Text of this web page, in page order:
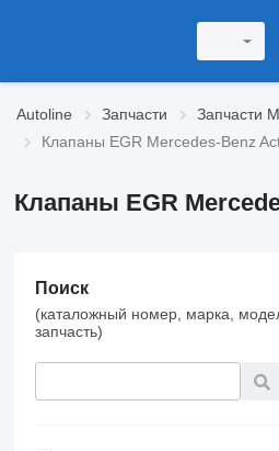
Autoline Запчасти Запчасти
Клапаны EGR Mercedes-Benz
Клапаны EGR
Поиск
(каталожный номер, марка,
запчасть)